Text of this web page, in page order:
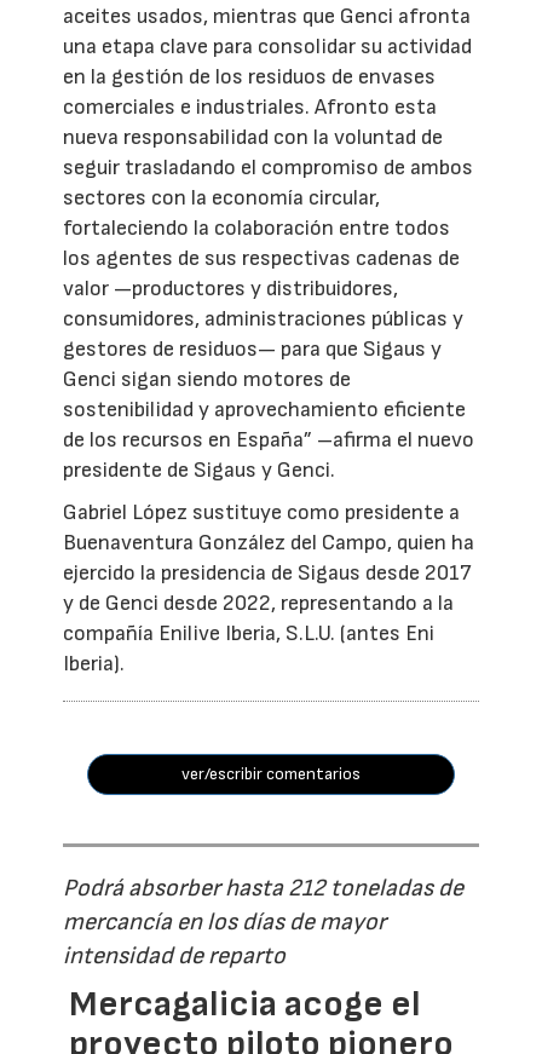
aceites usados, mientras que Genci afronta
una etapa clave para consolidar su actividad
en la gestión de los residuos de envases
comerciales e industriales. Afronto esta
nueva responsabilidad con la voluntad de
seguir trasladando el compromiso de ambos
sectores con la economía circular,
fortaleciendo la colaboración entre todos
los agentes de sus respectivas cadenas de
valor —productores y distribuidores,
consumidores, administraciones públicas y
gestores de residuos— para que Sigaus y
Genci sigan siendo motores de
sostenibilidad y aprovechamiento eficiente
de los recursos en España” –afirma el nuevo
presidente de Sigaus y Genci.
Gabriel López sustituye como presidente a
Buenaventura González del Campo, quien ha
ejercido la presidencia de Sigaus desde 2017
y de Genci desde 2022, representando a la
compañía Enilive Iberia, S.L.U. (antes Eni
Iberia).
ver/escribir comentarios
Podrá absorber hasta 212 toneladas de
mercancía en los días de mayor
intensidad de reparto
Mercagalicia acoge el
proyecto piloto pionero